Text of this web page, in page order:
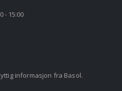
- 15:00
informasjon fra Basol.